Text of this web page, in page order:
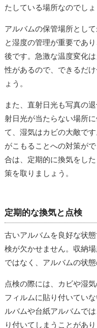
たしている場所なのでしょ
アルバムの保管場所とし
と湿度の管理が重要であ
後です。急激な温度変化
性があるので、できるだ
ょう。
また、直射日光も写真の
射日光が当たらない場所
て、湿気はカビの大敵で
がこもることへの対策が
合は、定期的に換気をし
策を取りましょう。
定期的な換気と点検
古いアルバムを良好な状
検が欠かせません。収納
ではなく、アルバムの状
点検の際には、カビや湿
フィルムに貼り付いてい
ルバムや台紙アルバムで
り付いてしまうことがあり